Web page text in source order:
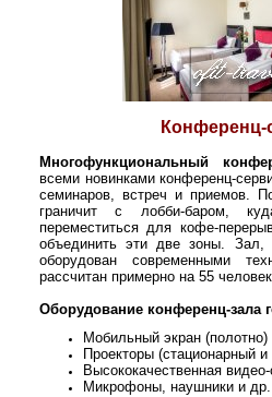
Конференц-
Многофункциональный
всеми новинками конференц-
семинаров, встреч и приемов.
граничит с лобби-баром,
переместиться для кофе-
объединить эти две зоны.
оборудован современными
рассчитан примерно на 55
Оборудование конференц-зала
Мобильный экран (полотно)
Проекторы (стационарный
Высококачественная видео-
Микрофоны, наушники и др.